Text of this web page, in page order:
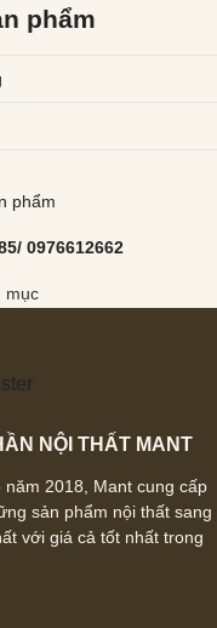
phẩm
phẩm
0976612662
mục
NỘI THẤT MANT
2018, Mant cung cấp
sản phẩm nội thất sang
với giá cả tốt nhất trong